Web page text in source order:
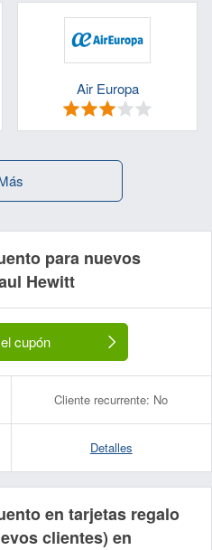
Air Europa
para nuevos
Hewitt
cupón
Cliente recurrente: No
Detalles
en tarjetas regalo
clientes) en